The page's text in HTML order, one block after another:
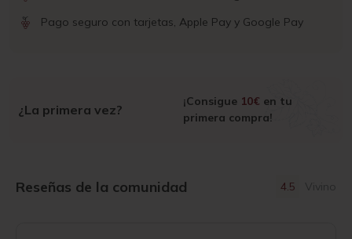
Pago seguro con tarjetas, Apple Pay y Google Pay
¿La primera vez?
¡Consigue 10€ en tu
primera compra!
Reseñas de la comunidad 4.5 Vivino